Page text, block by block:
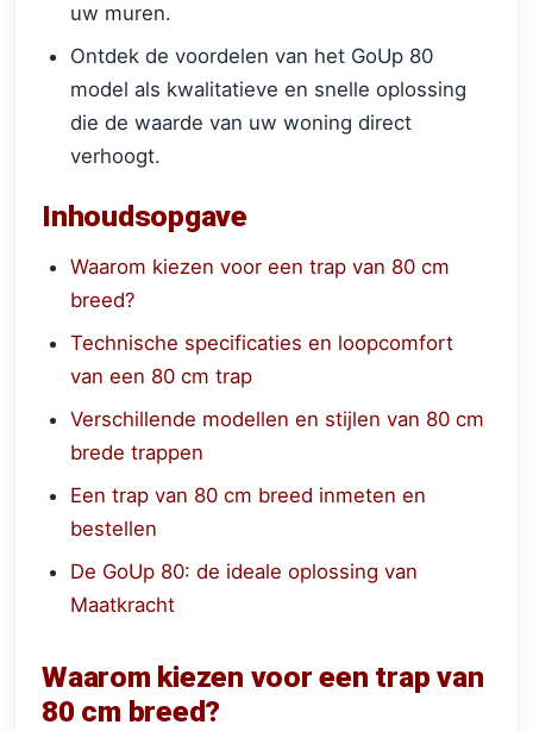
uw muren.
Ontdek de voordelen van het GoUp 80
model als kwalitatieve en snelle oplossing
die de waarde van uw woning direct
verhoogt.
Inhoudsopgave
Waarom kiezen voor een trap van 80 cm
breed?
Technische specificaties en loopcomfort
van een 80 cm trap
Verschillende modellen en stijlen van 80 cm
brede trappen
Een trap van 80 cm breed inmeten en
bestellen
De GoUp 80: de ideale oplossing van
Maatkracht
Waarom kiezen voor een trap van
80 cm breed?